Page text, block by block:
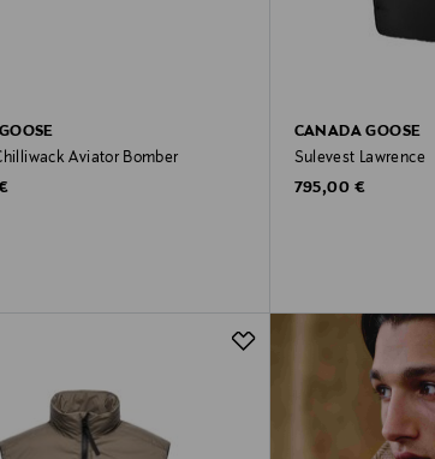
Aviator Bomber
CANADA GOOSE
Sulevest Lawrence
Original Price
795,00 €